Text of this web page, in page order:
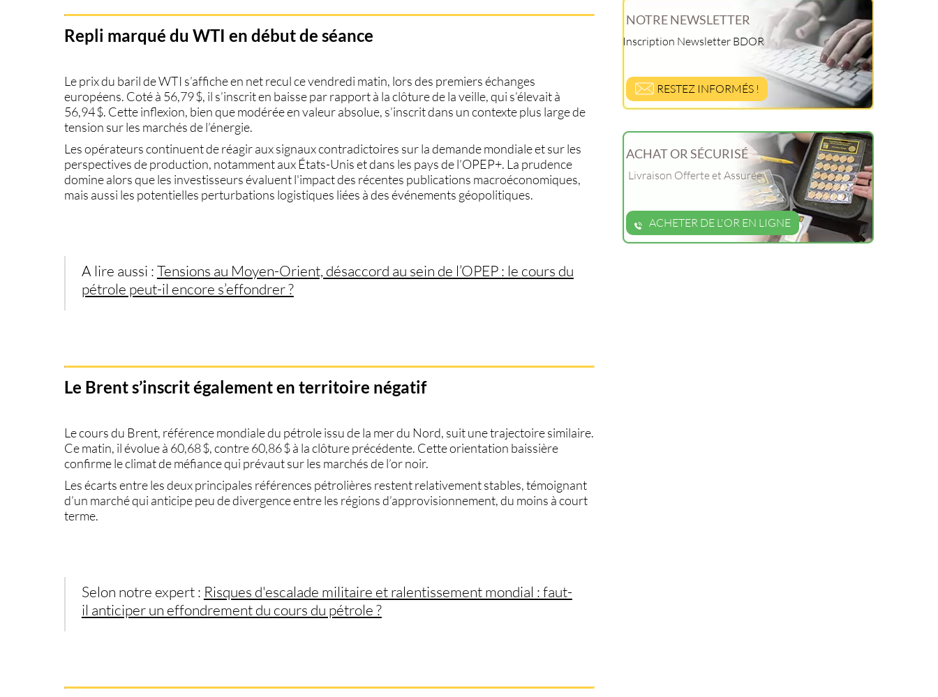
Repli marqué du WTI en début de séance
Leprix du baril de WTI s’affiche en net recul ce vendredi matin, lors des premiers échanges
européens. Coté à 56,79 $, il s’inscrit en baisse par rapport à la clôture de la veille, qui s’élevait à
56,94 $. Cette inflexion, bien que modérée en valeur absolue, s’inscrit dans un contexte plus large de
tension sur les marchés de l’énergie.
Les opérateurs continuent de réagir aux signaux contradictoires sur la demande mondiale et sur les
perspectives de production, notamment aux États-Unis et dans les pays de l’OPEP+. La prudence
domine alors que les investisseurs évaluent l'impact des récentes publications macroéconomiques,
mais aussi les potentielles perturbations logistiques liées à des événements géopolitiques.
A lire aussi :Tensions au Moyen-Orient, désaccord au sein de l’OPEP : le cours du
pétrole peut-il encore s’effondrer ?
Le Brent s’inscrit également en territoire négatif
Lecours du Brent, référence mondiale du pétrole issu de la mer du Nord, suit une trajectoire similaire.
Ce matin, il évolue à 60,68 $, contre60,86 $à la clôture précédente. Cette orientation baissière
confirme le climat de méfiance qui prévaut sur les marchés de l’or noir.
Les écarts entre les deux principales références pétrolières restent relativement stables, témoignant
d’un marché qui anticipe peu de divergence entre les régions d’approvisionnement, du moins à court
terme.
Selon notre expert : Risques d'escalade militaire et ralentissement mondial : faut-
il anticiper un effondrement du cours du pétrole?
NOTRE NEWSLETTER
Inscription Newsletter BDOR
RESTEZ INFORMÉS !
ACHAT OR SÉCURISÉ
Livraison Offerte et Assurée
ACHETER DE L'OR EN LIGNE